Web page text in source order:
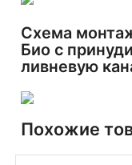
Схема
Био с
ливневую
Похожие